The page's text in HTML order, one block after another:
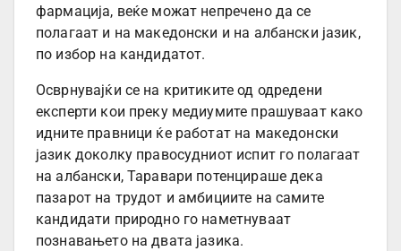
фармација, веќе можат непречено да се
полагаат и на македонски и на албански јазик,
по избор на кандидатот.
Осврнувајќи се на критиките од одредени
експерти кои преку медиумите прашуваат како
идните правници ќе работат на македонски
јазик доколку правосудниот испит го полагаат
на албански, Таравари потенцираше дека
пазарот на трудот и амбициите на самите
кандидати природно го наметнуваат
познавањето на двата јазика.